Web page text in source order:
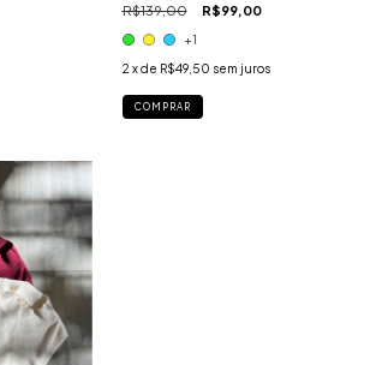
R$139,00 R$99,00
+1
2 x de R$49,50 sem juros
COMPRAR